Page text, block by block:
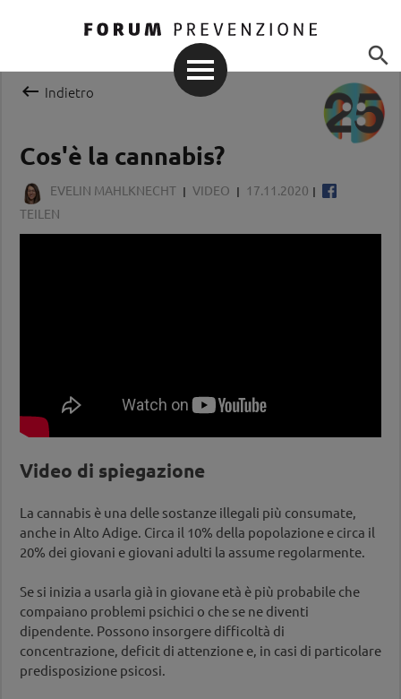

 Indietro
Cos'è la cannabis?
EVELIN MAHLKNECHT VIDEO
17.11.2020
TEILEN
Video di spiegazione
La cannabis è una delle sostanze illegali più consumate,
anche in Alto Adige. Circa il 10% della popolazione e circa il
20% dei giovani e giovani adulti la assume regolarmente.
Se si inizia a usarla già in giovane età è più probabile che
compaiano problemi psichici o che se ne diventi
dipendente. Possono insorgere difficoltà di
concentrazione, deficit di attenzione e, in casi di particolare
predisposizione psicosi.